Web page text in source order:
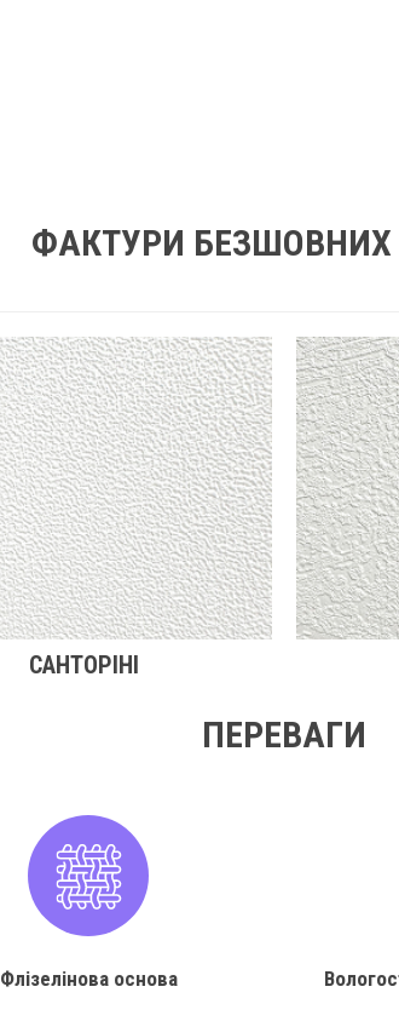
ФАКТУРИ
САНТОРІНІ
ПЕРЕВАГИ
Флізелінова основа